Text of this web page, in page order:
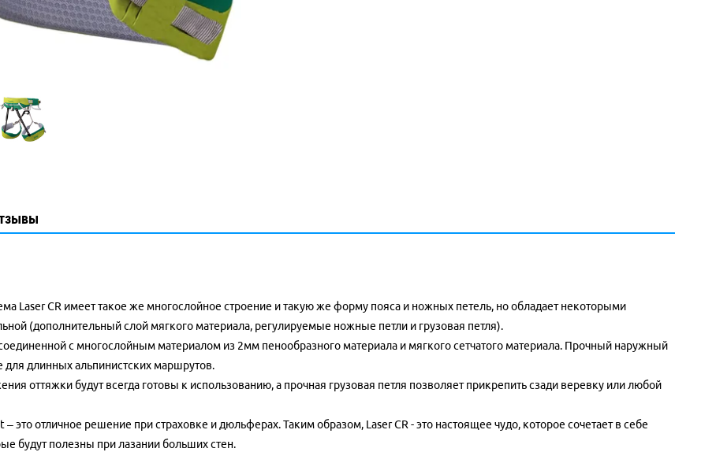
Laser CR имеет такое же многослойное строение и такую же форму пояса и ножных петель, но обладает некоторыми
(дополнительный слой мягкого материала, регулируемые ножные петли и грузовая петля).
с многослойным материалом из 2мм пенообразного материала и мягкого сетчатого материала. Прочный наружный
длинных альпинистских маршрутов.
оттяжки будут всегда готовы к использованию, а прочная грузовая петля позволяет прикрепить сзади веревку или любой
это отличное решение при страховке и дюльферах. Таким образом, Laser CR - это настоящее чудо, которое сочетает в себе
будут полезны при лазании больших стен.